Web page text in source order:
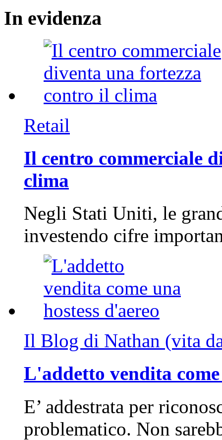
In evidenza
Retail
Il centro commerciale
clima
Negli Stati Uniti, le
investendo cifre
Il Blog di Nathan (vita
L'addetto vendita
E’ addestrata per
problematico. Non